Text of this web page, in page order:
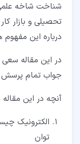
۲‏- سخت افزار الکترونیکی
۲‏-‏۱‏- قطعات الکترونیکی
۲‏-‏۳‏- انواع قطعات
۲‏-‏۶‏- قطعات دیجیتال الکترونیکی
شناخت شاخه
تحصیلی و بازار
درباره این
در این مقاله سعی
جواب تمام پرسش
آنچه در این
الکترونیک
توان